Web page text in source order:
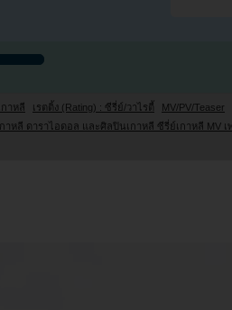
าหลี เรตติ้ง (Rating) : ซีรี่ย์/วาไรตี้
MV/PV/Teaser
กาหลี ดาราไอดอล และศิลปินเกาหลี ซีรี่ย์เกาหลี MV